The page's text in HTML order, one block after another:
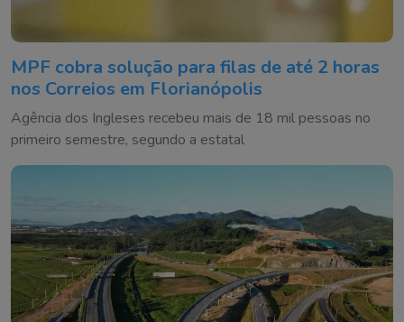
MPF cobra solução para filas de até 2 horas
nos Correios em Florianópolis
Agência dos Ingleses recebeu mais de 18 mil pessoas no
primeiro semestre, segundo a estatal